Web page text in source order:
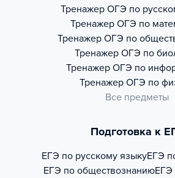
Тренажер ОГЭ по
Тренажер ОГЭ по
Тренажер ОГЭ по
Тренажер ОГЭ по
Тренажер ОГЭ по
Тренажер ОГЭ по
Все предметы
Подготовка к
ЕГЭ по русскому языкуЕГЭ
ЕГЭ по обществознаниюЕГЭ